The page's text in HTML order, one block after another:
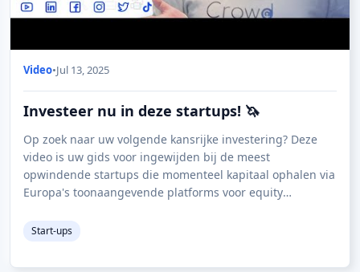
Video•Jul 13, 2025
Investeer nu in deze startups! 🦄
Op zoek naar uw volgende kansrijke investering? Deze
video is uw gids voor ingewijden bij de meest
opwindende startups die momenteel kapitaal ophalen via
Europa's toonaangevende platforms voor equity
Start-ups